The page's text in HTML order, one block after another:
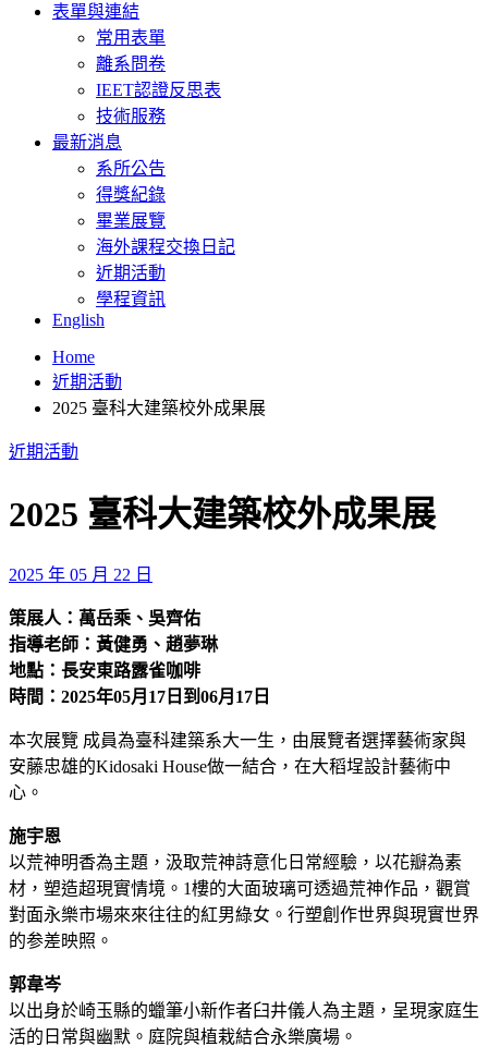
表單與連結
常用表單
離系問卷
IEET認證反思表
技術服務
最新消息
系所公告
得獎紀錄
畢業展覽
海外課程交換日記
近期活動
學程資訊
English
Home
近期活動
2025 臺科大建築校外成果展
近期活動
2025 臺科大建築校外成果展
2025 年 05 月 22 日
策展人：萬岳乘、吳齊佑
指導老師：黃健勇、趙夢琳
地點：長安東路露雀咖啡
時間：2025年05月17日到06月17日
本次展覽 成員為臺科建築系大一生，由展覽者選擇藝術家與
安藤忠雄的Kidosaki House做一結合，在大稻埕設計藝術中
心。
施宇恩
以荒神明香為主題，汲取荒神詩意化日常經驗，以花瓣為素
材，塑造超現實情境。1樓的大面玻璃可透過荒神作品，觀賞
對面永樂市場來來往往的紅男綠女。行塑創作世界與現實世界
的参差映照。
郭韋岑
以出身於崎玉縣的蠟筆小新作者臼井儀人為主題，呈現家庭生
活的日常與幽默。庭院與植栽結合永樂廣場。